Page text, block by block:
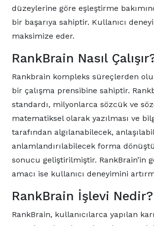
düzeylerine göre eşleştirme
bir başarıya sahiptir. Kullanıcı
maksimize eder.
RankBrain Nasıl
Rankbrain kompleks süreçlerden
bir çalışma prensibine sahiptir.
standardı, milyonlarca sözcük ve
matematiksel olarak yazılması ve
tarafından algılanabilecek,
anlamlandırılabilecek forma
sonucu geliştirilmiştir. RankBrain’in
amacı ise kullanıcı deneyimini
RankBrain İşlevi Nedir?
RankBrain, kullanıcılarca yapılan